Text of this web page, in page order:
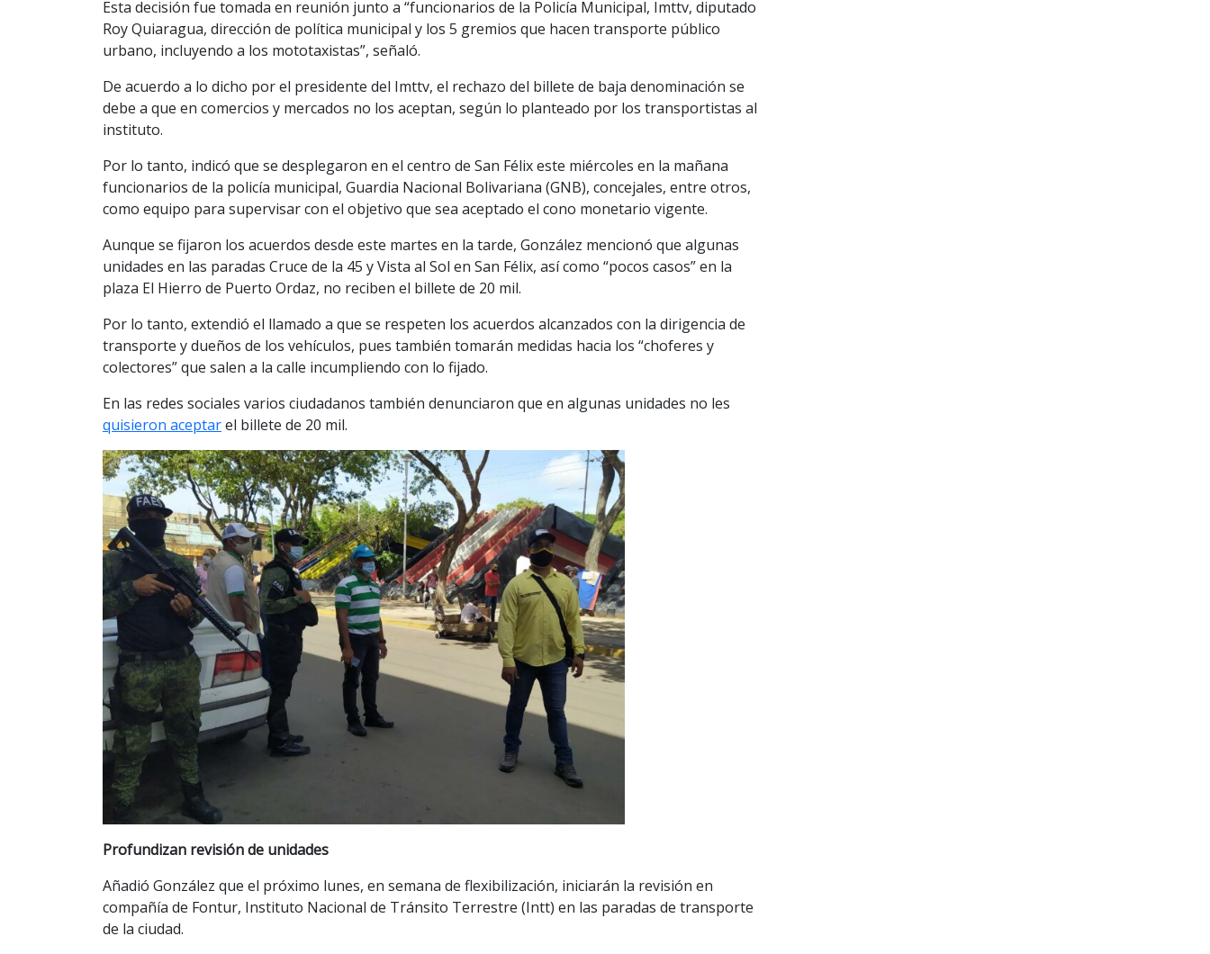
Esta decisión fue tomada en reunión junto a “funcionarios de la Policía Municipal, Imttv, diputado
Roy Quiaragua, dirección de política municipal y los 5 gremios que hacen transporte público
urbano, incluyendo a los mototaxistas”, señaló.
De acuerdo a lo dicho por el presidente del Imttv, el rechazo del billete de baja denominación se
debe a que en comercios y mercados no los aceptan, según lo planteado por los transportistas al
instituto.
Por lo tanto, indicó que se desplegaron en el centro de San Félix este miércoles en la mañana
funcionarios de la policía municipal, Guardia Nacional Bolivariana (GNB), concejales, entre otros,
como equipo para supervisar con el objetivo que sea aceptado el cono monetario vigente.
Aunque se fijaron los acuerdos desde este martes en la tarde, González mencionó que algunas
unidades en las paradas Cruce de la 45 y Vista al Sol en San Félix, así como “pocos casos” en la
plaza El Hierro de Puerto Ordaz, no reciben el billete de 20 mil.
Por lo tanto, extendió el llamado a que se respeten los acuerdos alcanzados con la dirigencia de
transporte y dueños de los vehículos, pues también tomarán medidas hacia los “choferes y
colectores” que salen a la calle incumpliendo con lo fijado.
En las redes sociales varios ciudadanos también denunciaron que en algunas unidades no les
quisieron aceptarel billete de 20 mil.
Profundizan revisión de unidades
Añadió González que el próximo lunes, en semana de flexibilización, iniciarán la revisión en
compañía de Fontur, Instituto Nacional de Tránsito Terrestre (Intt) en las paradas de transporte
de la ciudad.